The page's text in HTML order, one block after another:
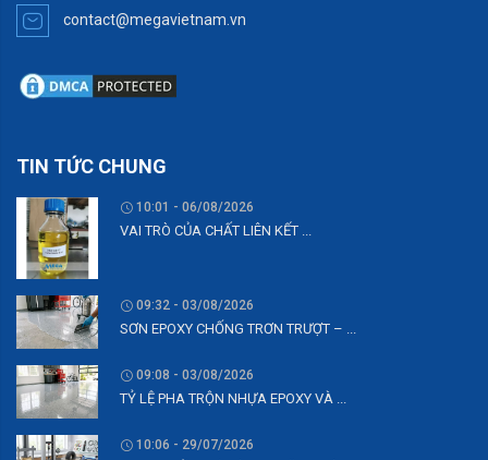
contact@megavietnam.vn
TIN TỨC CHUNG
10:01 - 06/08/2026
VAI TRÒ CỦA CHẤT LIÊN KẾT ...
09:32 - 03/08/2026
SƠN EPOXY CHỐNG TRƠN TRƯỢT – ...
09:08 - 03/08/2026
TỶ LỆ PHA TRỘN NHỰA EPOXY VÀ ...
10:06 - 29/07/2026